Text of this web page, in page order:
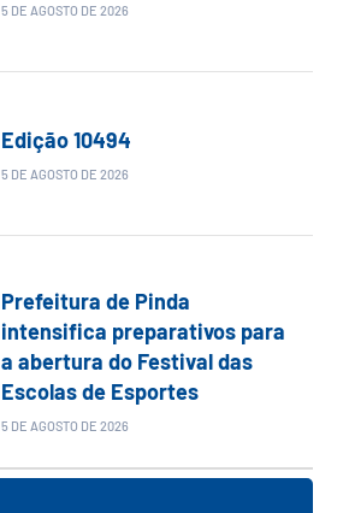
5 DE AGOSTO DE 2026
Edição 10494
5 DE AGOSTO DE 2026
Prefeitura de Pinda
intensifica preparativos para
a abertura do Festival das
Escolas de Esportes
5 DE AGOSTO DE 2026